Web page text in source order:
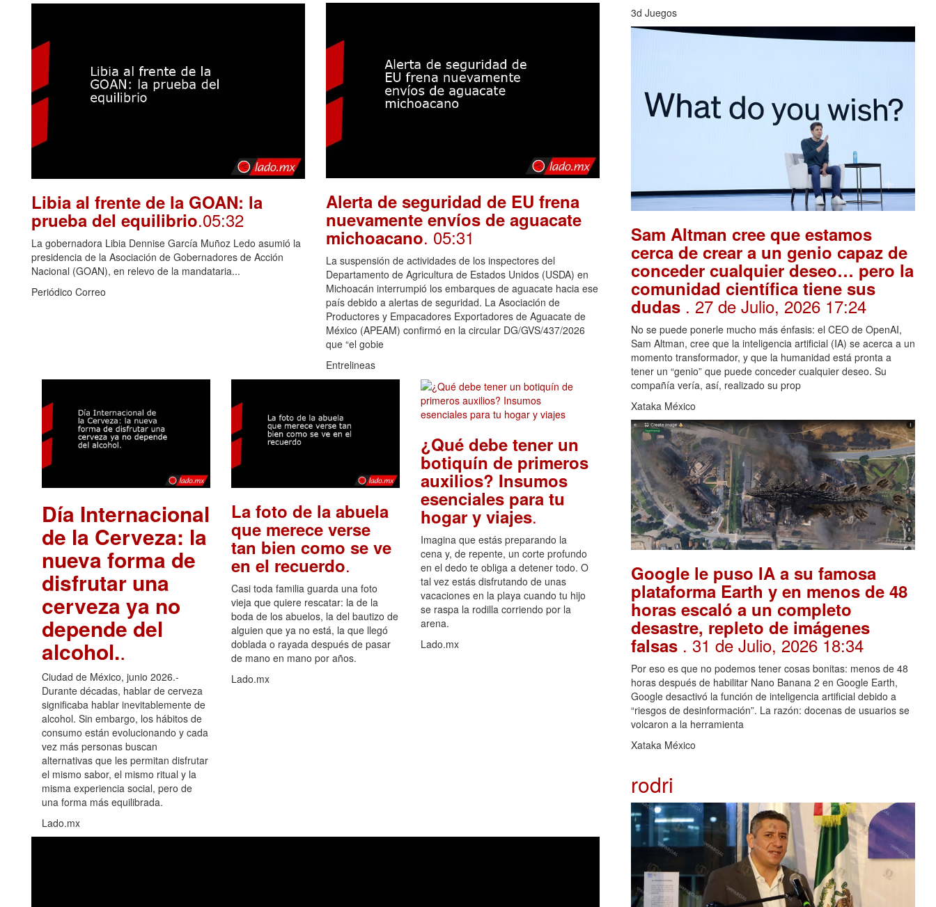
Libia al frente de la GOAN: la
prueba del equilibrio.05:32
La gobernadora Libia Dennise García Muñoz Ledo asumió la
presidencia de la Asociación de Gobernadores de Acción
Nacional (GOAN), en relevo de la mandataria...
Periódico Correo
Alerta de seguridad de EU frena
nuevamente envíos de aguacate
michoacano. 05:31
La suspensión de actividades de los inspectores del
Departamento de Agricultura de Estados Unidos (USDA) en
Michoacán interrumpió los embarques de aguacate hacia ese
país debido a alertas de seguridad. La Asociación de
Productores y Empacadores Exportadores de Aguacate de
México (APEAM) confirmó en la circular DG/GVS/437/2026
que “el gobie
Entrelineas
Día Internacional
de la Cerveza: la
nueva forma de
disfrutar una
cerveza ya no
depende del
alcohol..
Ciudad de México, junio 2026.-
Durante décadas, hablar de cerveza
significaba hablar inevitablemente de
alcohol. Sin embargo, los hábitos de
consumo están evolucionando y cada
vez más personas buscan
alternativas que les permitan disfrutar
el mismo sabor, el mismo ritual y la
misma experiencia social, pero de
una forma más equilibrada.
Lado.mx
La foto de la abuela
que merece verse
tan bien como se ve
en el recuerdo.
Casi toda familia guarda una foto
vieja que quiere rescatar: la de la
boda de los abuelos, la del bautizo de
alguien que ya no está, la que llegó
doblada o rayada después de pasar
de mano en mano por años.
Lado.mx
¿Qué debe tener un
botiquín de primeros
auxilios? Insumos
esenciales para tu
hogar y viajes.
Imagina que estás preparando la
cena y, de repente, un corte profundo
en el dedo te obliga a detener todo. O
tal vez estás disfrutando de unas
vacaciones en la playa cuando tu hijo
se raspa la rodilla corriendo por la
arena.
Lado.mx
3d Juegos
Sam Altman cree que estamos
cerca de crear a un genio capaz de
conceder cualquier deseo… pero la
comunidad científica tiene sus
dudas . 27 de Julio, 2026 17:24
No se puede ponerle mucho más énfasis: el CEO de OpenAI,
Sam Altman, cree que la inteligencia artificial (IA) se acerca a un
momento transformador, y que la humanidad está pronta a
tener un “genio” que puede conceder cualquier deseo. Su
compañía vería, así, realizado su prop
Xataka México
Google le puso IA a su famosa
plataforma Earth y en menos de 48
horas escaló a un completo
desastre, repleto de imágenes
falsas . 31 de Julio, 2026 18:34
Por eso es que no podemos tener cosas bonitas: menos de 48
horas después de habilitar Nano Banana 2 en Google Earth,
Google desactivó la función de inteligencia artificial debido a
“riesgos de desinformación”. La razón: docenas de usuarios se
volcaron a la herramienta
Xataka México
rodri